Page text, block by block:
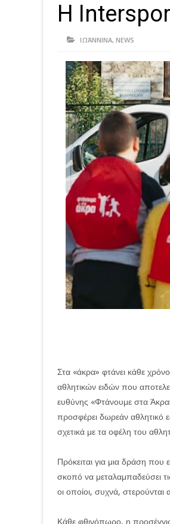
Η
ΙΩΆΝΝΙΝΑ, NEWS
Στα «άκρα» φτάνει κάθε
αθλητικών ειδών που
ευθύνης «Φτάνουμε στα
προσφέρει δωρεάν αθλητικό
σχετικά με τα οφέλη του
Πρόκειται για μια δράση
σκοπό να μεταλαμπαδεύσει
οι οποίοι, συχνά, στερούνται
Κάθε φθινόπωρο, η